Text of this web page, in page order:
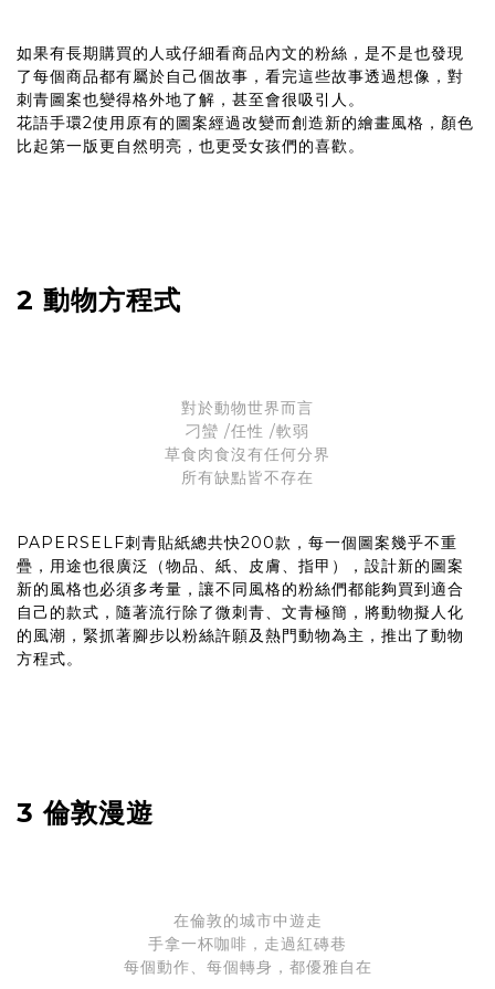
如果有長期購買的人或仔細看商品內文的粉絲，是不是也發現
了每個商品都有屬於自己個故事，看完這些故事透過想像，對
刺青圖案也變得格外地了解，甚至會很吸引人。
花語手環2使用原有的圖案經過改變而創造新的繪畫風格，顏色
比起第一版更自然明亮，也更受女孩們的喜歡。
2 動物方程式
對於動物世界而言
刁蠻 /任性 /軟弱
草食肉食沒有任何分界
所有缺點皆不存在
PAPERSELF刺青貼紙總共快200款，每一個圖案幾乎不重
疊，用途也很廣泛（物品、紙、皮膚、指甲），設計新的圖案
新的風格也必須多考量，讓不同風格的粉絲們都能夠買到適合
自己的款式，隨著流行除了微刺青、文青極簡，將動物擬人化
的風潮，緊抓著腳步以粉絲許願及熱門動物為主，推出了動物
方程式。
3 倫敦漫遊
在倫敦的城市中遊走
手拿一杯咖啡，走過紅磚巷
每個動作、每個轉身，都優雅自在